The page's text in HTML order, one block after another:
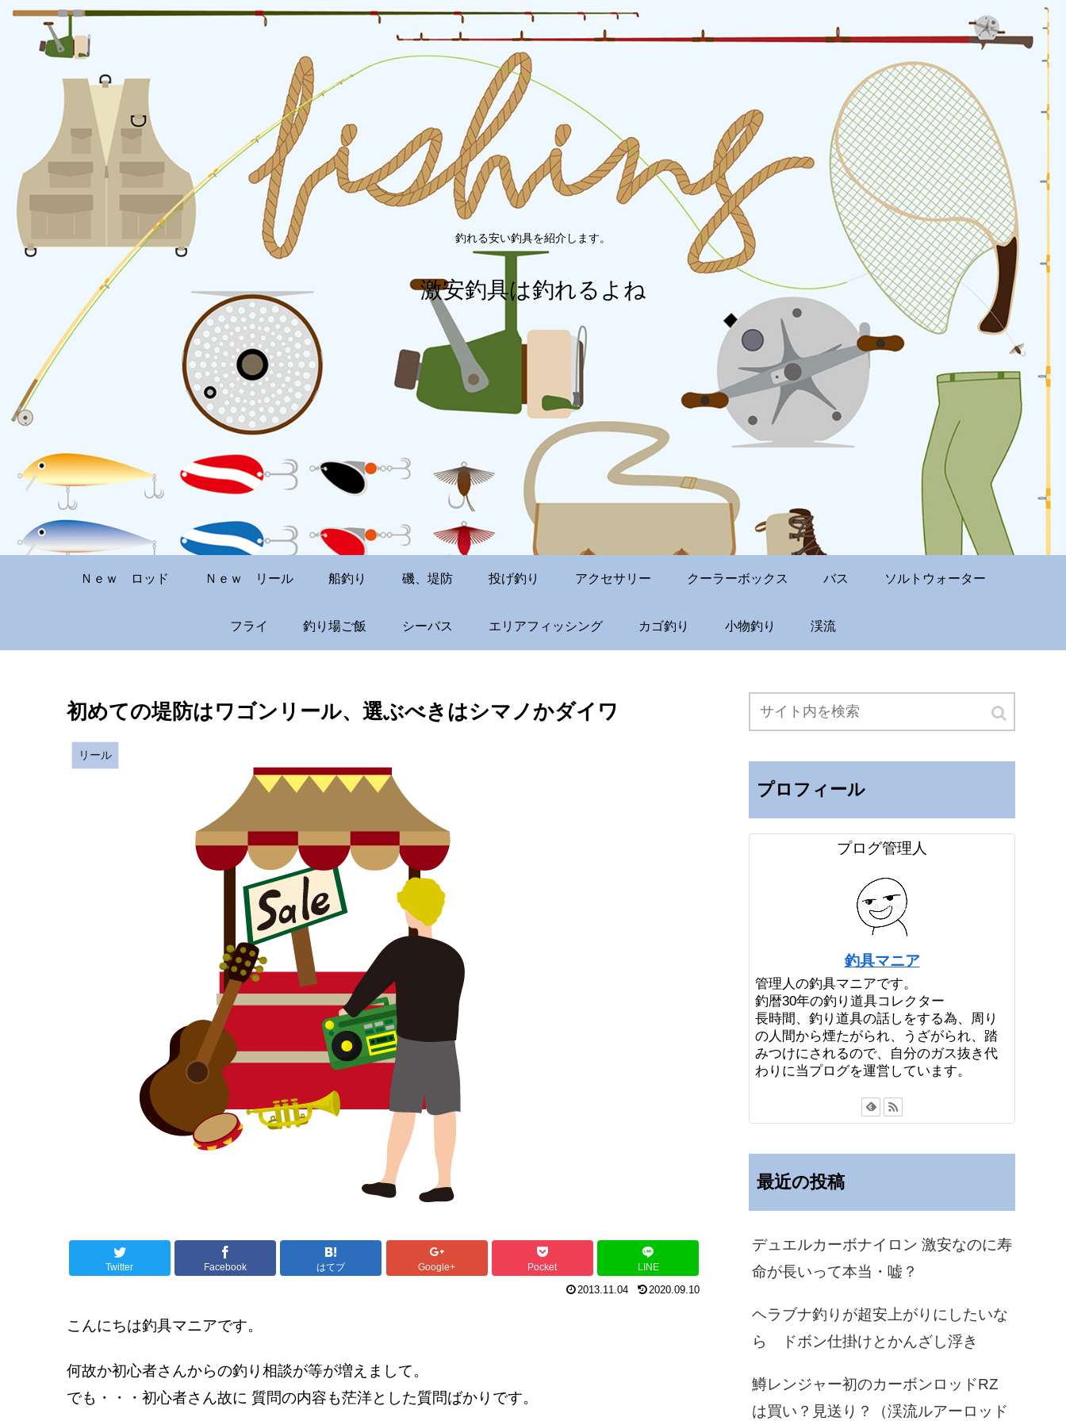
釣れる安い釣具を紹介します。
激安釣具は釣れるよね
Ｎｅｗ ロッド Ｎｅｗ リール 船釣り 磯、堤防 投げ釣り アクセサリー クーラーボックス バス ソルトウォーター
フライ 釣り場ご飯 シーバス エリアフィッシング カゴ釣り 小物釣り 渓流
初めての堤防はワゴンリール、選ぶべきはシマノかダイワ
リール
Twitter Facebook はてブ Google+ Pocket LINE
2013.11.04 2020.09.10
こんにちは釣具マニアです。
何故か初心者さんからの釣り相談が等が増えまして。
でも・・・初心者さん故に 質問の内容も茫洋とした質問ばかりです。
プロフィール
プログ管理人
釣具マニア
管理人の釣具マニアです。
釣暦30年の釣り道具コレクター
長時間、釣り道具の話しをする為、周り
の人間から煙たがられ、うざがられ、踏
みつけにされるので、自分のガス抜き代
わりに当プログを運営しています。
最近の投稿
デュエルカーボナイロン 激安なのに寿
命が長いって本当・嘘？
ヘラブナ釣りが超安上がりにしたいな
ら ドボン仕掛けとかんざし浮き
鱒レンジャー初のカーボンロッドRZ
は買い？見送り？（渓流ルアーロッド